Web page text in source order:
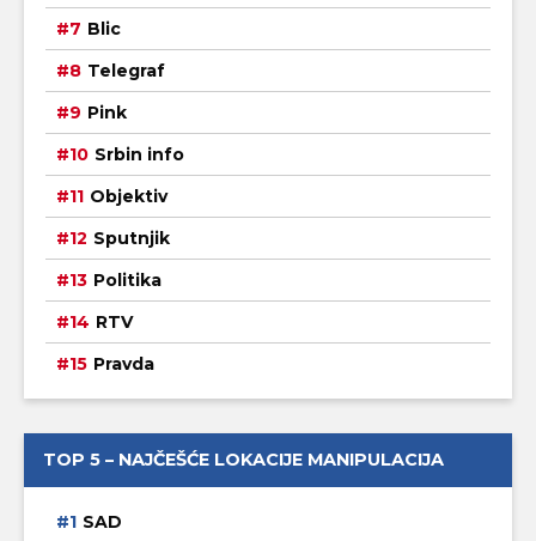
Blic
Telegraf
Pink
Srbin info
Objektiv
Sputnjik
Politika
RTV
Pravda
TOP 5 – NAJČEŠĆE LOKACIJE MANIPULACIJA
SAD